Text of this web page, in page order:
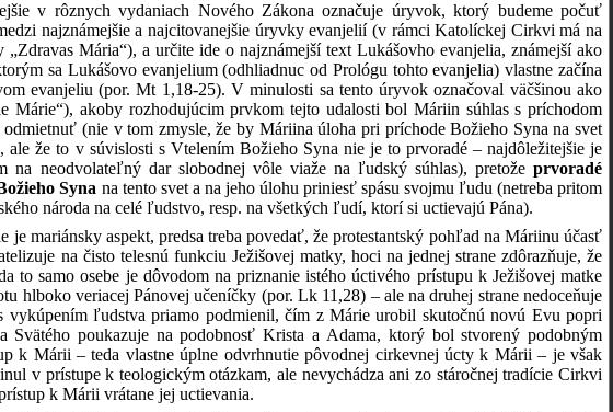
v rôznych vydaniach Nového Zákona označuje úryvok, ktorý budeme počuť
najznámejšie a najcitovanejšie úryvky evanjelií (v rámci Katolíckej Cirkvi má na
Mária“), a určite ide o najznámejší text Lukášovho evanjelia, známejší ako
sa Lukášovo evanjelium (odhliadnuc od Prológu tohto evanjelia) vlastne začína
evanjeliu (por. Mt 1,18-25). V minulosti sa tento úryvok označoval väčšinou ako
Márie“), akoby rozhodujúcim prvkom tejto udalosti bol Máriin súhlas s príchodom
(nie v tom zmysle, že by Máriina úloha pri príchode Božieho Syna na svet
že to v súvislosti s Vtelením Božieho Syna nie je to prvoradé – najdôležitejšie je
neodvolateľný dar slobodnej vôle viaže na ľudský súhlas), pretože prvoradé
Syna na tento svet a na jeho úlohu priniesť spásu svojmu ľudu (netreba pritom
národa na celé ľudstvo, resp. na všetkých ľudí, ktorí si uctievajú Pána).
mariánsky aspekt, predsa treba povedať, že protestantský pohľad na Máriinu účasť
na čisto telesnú funkciu Ježišovej matky, hoci na jednej strane zdôrazňuje, že
to samo osebe je dôvodom na priznanie istého úctivého prístupu k Ježišovej matke
hlboko veriacej Pánovej učeníčky (por. Lk 11,28) – ale na druhej strane nedoceňuje
ľudstva priamo podmienil, čím z Márie urobil skutočnú novú Evu popri
poukazuje na podobnosť Krista a Adama, ktorý bol stvorený podobným
k Márii – teda vlastne úplne odvrhnutie pôvodnej cirkevnej úcty k Márii – je však
v prístupe k teologickým otázkam, ale nevychádza ani zo stáročnej tradície Cirkvi
k Márii vrátane jej uctievania.